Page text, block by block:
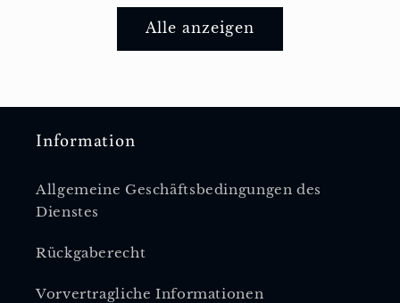
Alle anzeigen
Information
Allgemeine Geschäftsbedingungen des
Dienstes
Rückgaberecht
Vorvertragliche Informationen